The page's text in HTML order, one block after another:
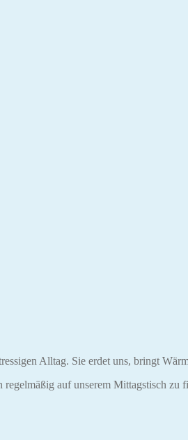
Alltag. Sie erdet uns, bringt
auf unserem Mittagstisch zu